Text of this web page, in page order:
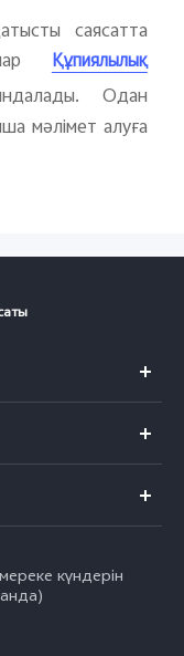
саясатта
Құпиялылық
Одан
мәлімет алуға
күндерін